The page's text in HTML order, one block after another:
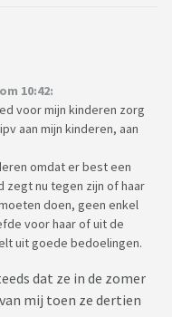
10:42:
voor mijn kinderen zorg
aan mijn kinderen, aan
omdat er best een
zegt nu tegen zijn of haar
doen, geen enkel
voor haar of uit de
uit goede bedoelingen.
dat ze in de zomer
mij toen ze dertien